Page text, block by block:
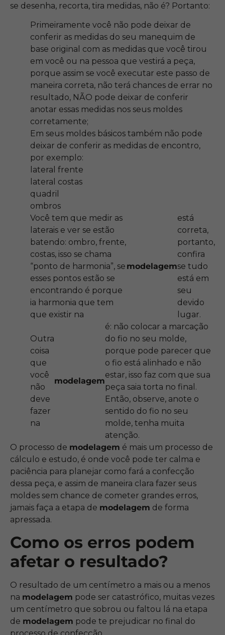
se desenha, recorta, tira medidas, não é? Portanto:
Primeiramente você não pode deixar de
conferir as medidas do seu manequim de
base original com as medidas que você tirou
em você ou na pessoa que vestirá a peça,
porque assim se você executar este passo de
maneira correta, não terá chances de errar no
resultado, NÃO pode deixar de conferir
anotar essas medidas nos seus moldes
corretamente;
Em seus moldes básicos também não pode
deixar de conferir as medidas de encontro,
por exemplo:
lateral frente
lateral costas
quadril
ombros
Você tem que medir as
laterais e ver se estão
batendo: ombro, frente,
costas, isso se chama
“ponto de harmonia”, se
esses pontos estão se
encontrando é porque
ia harmonia que tem
que existir na
modelagem
está
correta,
portanto,
confira
se tudo
está em
seu
devido
lugar.
Outra
coisa
que
você
não
deve
fazer
na
modelagem
é: não colocar a marcação
do fio no seu molde,
porque pode parecer que
o fio está alinhado e não
estar, isso faz com que sua
peça saia torta no final.
Então, observe, anote o
sentido do fio no seu
molde, tenha muita
atenção.
O processo de modelagem é mais um processo de
cálculo e estudo, é onde você pode ter calma e
paciência para planejar como fará a confecção
dessa peça, e assim de maneira clara fazer seus
moldes sem chance de cometer grandes erros,
jamais faça a etapa de modelagem de forma
apressada.
Como os erros podem
afetar o resultado?
O resultado de um centímetro a mais ou a menos
na modelagem pode ser catastrófico, muitas vezes
um centímetro que sobrou ou faltou lá na etapa
de modelagem pode te prejudicar no final do